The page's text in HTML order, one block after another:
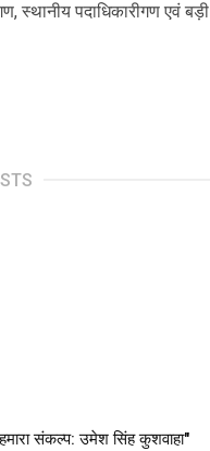
स्थानीय पदाधिकारीगण एवं
संकल्प: उमेश सिंह कुशवाहा"